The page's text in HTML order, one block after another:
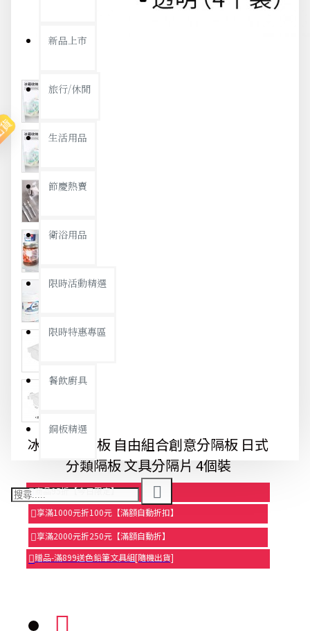
新品上市
旅行/休閒
生活用品
節慶熱賣
衛浴用品
限時活動精選
限時特惠專區
餐飲廚具
銅板精選
冰箱收納隔板 自由組合創意分隔板 日式
分類隔板 文具分隔片 4個裝
商品95折【今日限定】
享滿1000元折100元【滿額自動折扣】
享滿2000元折250元【滿額自動折】
贈品-滿899送色鉛筆文具組[隨機出貨]